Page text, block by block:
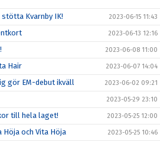
Kvarnby IK! 2023-06-15 11:43
2023-06-13 12:16
2023-06-08 11:00
Hair 2023-06-07 14:04
gör EM-debut ikväll 2023-06-02 09:21
2023-05-29 23:10
till hela laget! 2023-05-25 12:00
och Vita Höja 2023-05-25 10:46